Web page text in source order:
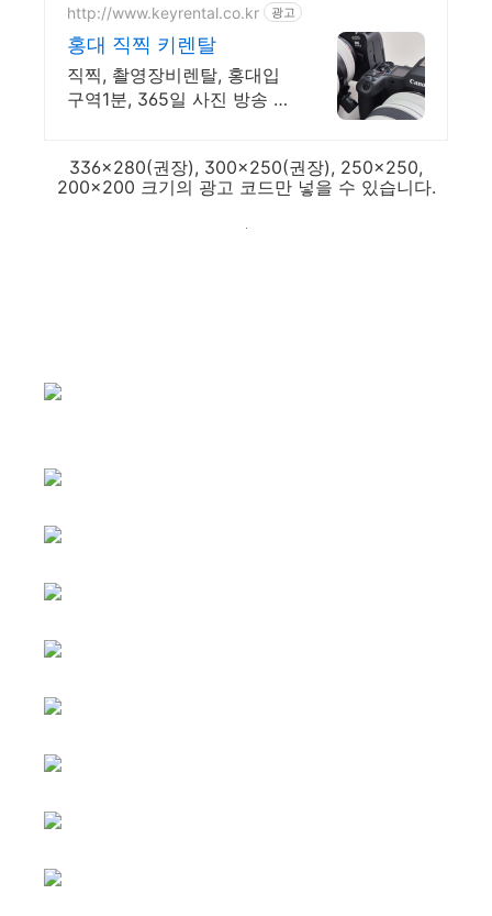
http://www.keyrental.co.kr 광고
홍대 직찍 키렌탈
직찍, 촬영장비렌탈, 홍대입
구역1분, 365일 사진 방송 영
336x280(권장), 300x250(권장), 250x250,
200x200 크기의 광고 코드만 넣을 수 있습니다.